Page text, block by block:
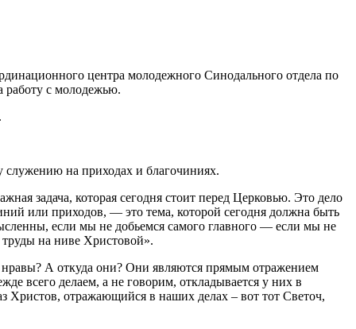
центра молодежного Синодального отдела по
работу с молодежью.
служению на приходах и благочиниях.
задача, которая сегодня стоит перед Церковью. Это дело
или приходов, — это тема, которой сегодня должна быть
если мы не добьемся самого главного — если мы не
на ниве Христовой».
А откуда они? Они являются прямым отражением
всего делаем, а не говорим, откладывается у них в
Христов, отражающийся в наших делах – вот тот Светоч,